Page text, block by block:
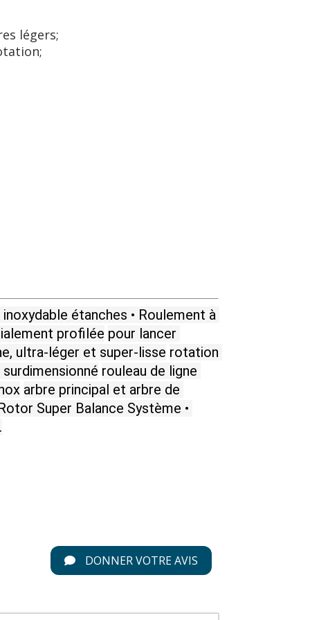
légers;
étanches • Roulement à
profilée pour lancer
ultra-léger et super-lisse rotation
rouleau de ligne
arbre principal et arbre de
Super Balance Système •
DONNER VOTRE AVIS